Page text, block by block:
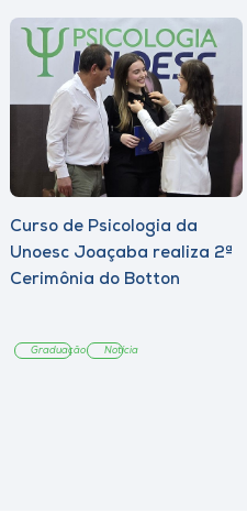
Curso de Psicologia da
Unoesc Joaçaba realiza 2ª
Cerimônia do Botton
Graduação Notícia